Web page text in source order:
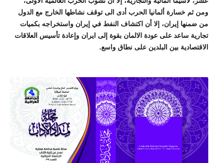
ومن ثم خسارة ألمانيا الحرب أدى الى توقف نشاطها الخارج مع الدول
من ضمنها إيران، إلا أن اكتشاف النفط في إيران واستخراجه بكميات
تجارية ساعد على عودة الالمان بقوة إلى ايران وإعادة تأسيس العلاقات
الاقتصادية بين البلدين على نطاق واسع.